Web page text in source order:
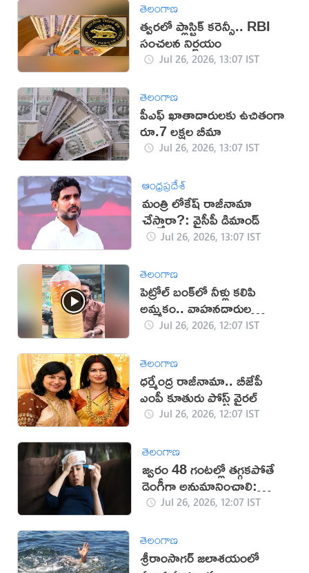
తెలంగాణ
త్వరలో ప్లాస్టిక్ కరెన్సీ.. RBI
సంచలన నిర్ణయం
Jul 26, 2026, 13:07 IST
తెలంగాణ
పీఎఫ్ ఖాతాదారులకు ఉచితంగా
రూ.7 లక్షల బీమా
Jul 26, 2026, 13:07 IST
ఆంధ్రప్రదేశ్
మంత్రి లోకేష్ రాజీనామా
చేస్తారా?: వైసీపీ డిమాండ్
Jul 26, 2026, 13:07 IST
తెలంగాణ
పెట్రోల్ బంక్‌లో నీళ్లు కలిపి
అమ్మకం.. వాహనదారుల
ఆందోళన
Jul 26, 2026, 12:07 IST
తెలంగాణ
ధర్మేంద్ర రాజీనామా.. బీజేపీ
ఎంపీ కూతురు పోస్ట్ వైరల్
Jul 26, 2026, 12:07 IST
తెలంగాణ
జ్వరం 48 గంటల్లో తగ్గకపోతే
డెంగీగా అనుమానించాలి:
వైద్యులుJul 26, 2026, 12:07 IST
తెలంగాణ
శ్రీరాంసాగర్ జలాశయంలో